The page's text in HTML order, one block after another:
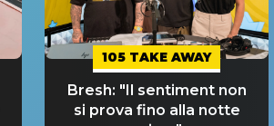
105 TAKE AWAY
Bresh: "Il sentiment non
si prova fino alla notte